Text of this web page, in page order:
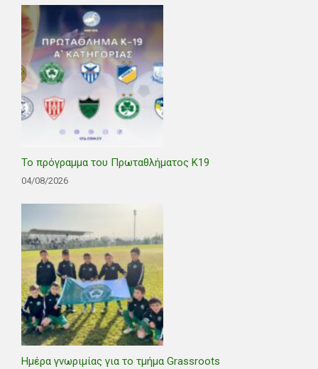
Το πρόγραμμα του Πρωταθλήματος Κ19
04/08/2026
Ημέρα γνωριμίας για το τμήμα Grassroots